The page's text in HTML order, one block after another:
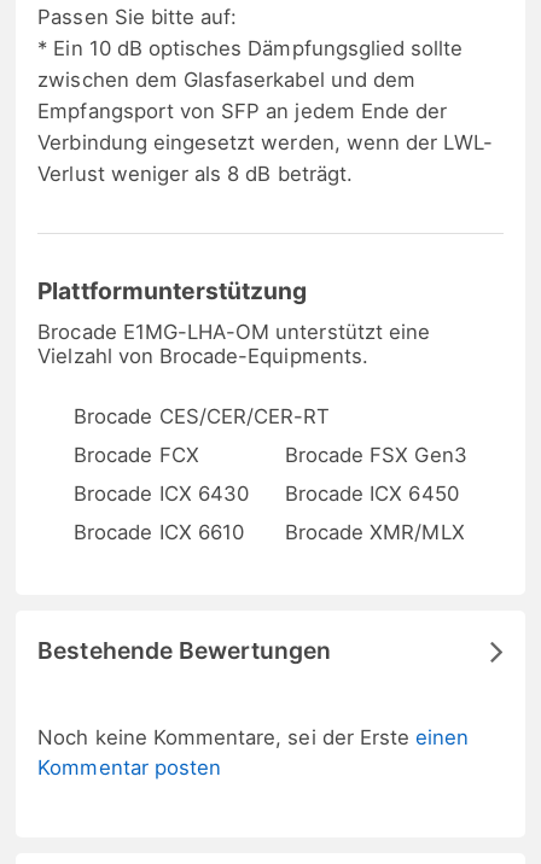
Passen Sie bitte auf:
* Ein 10 dB optisches Dämpfungsglied sollte
zwischen dem Glasfaserkabel und dem
Empfangsport von SFP an jedem Ende der
Verbindung eingesetzt werden, wenn der LWL-
Verlust weniger als 8 dB beträgt.
Plattformunterstützung
Brocade E1MG-LHA-OM unterstützt eine
Vielzahl von Brocade-Equipments.
Brocade CES/CER/CER-RT
Brocade FCX
Brocade FSX Gen3
Brocade ICX 6430
Brocade ICX 6450
Brocade ICX 6610
Brocade XMR/MLX
Bestehende Bewertungen
Noch keine Kommentare, sei der Ersteeinen
Kommentar posten